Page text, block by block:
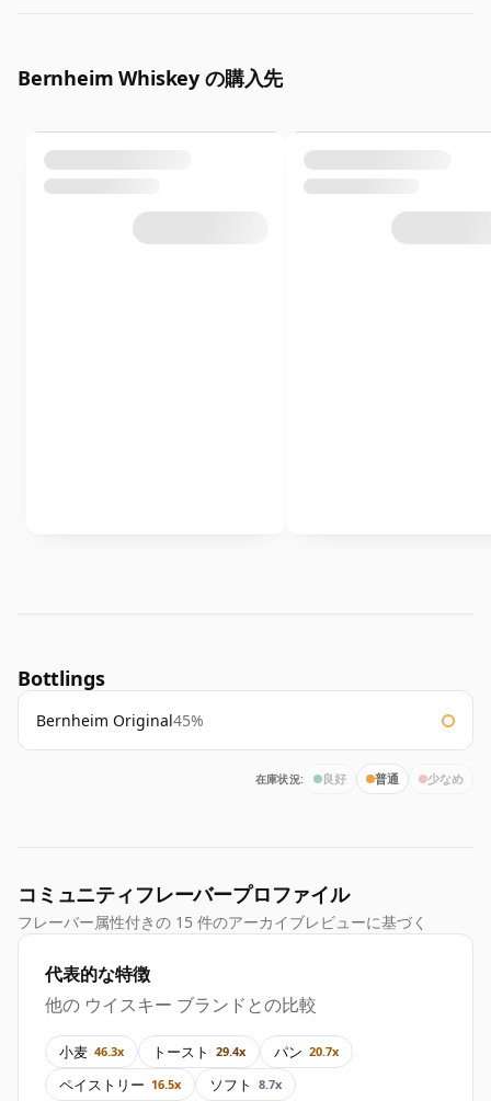
Bernheim Whiskey の購入先
Bottlings
Bernheim Original45%
在庫状況: 良好 普通 少なめ
コミュニティフレーバープロファイル
フレーバー属性付きの 15 件のアーカイブレビューに基づく
代表的な特徴
他の ウイスキー ブランドとの比較
小麦 46.3x トースト 29.4x パン 20.7x
ペイストリー 16.5x ソフト 8.7x